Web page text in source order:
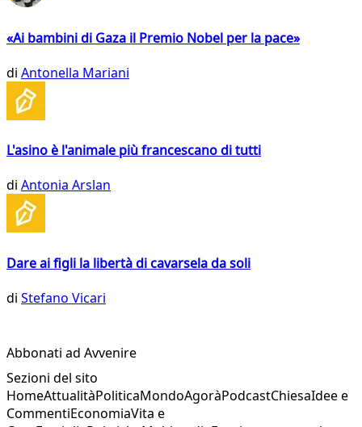
«Ai bambini di Gaza il Premio Nobel per la pace»
di Antonella Mariani
L'asino è l'animale più francescano di tutti
di Antonia Arslan
Dare ai figli la libertà di cavarsela da soli
di Stefano Vicari
Abbonati ad Avvenire
Sezioni del sito
HomeAttualitàPoliticaMondoAgoràPodcastChiesaIdee e
CommentiEconomiaVita e